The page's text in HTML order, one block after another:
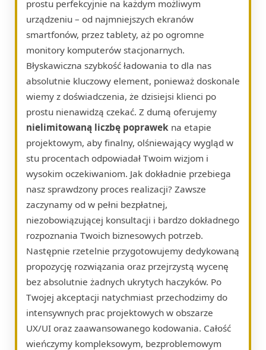
prostu perfekcyjnie na każdym możliwym
urządzeniu – od najmniejszych ekranów
smartfonów, przez tablety, aż po ogromne
monitory komputerów stacjonarnych.
Błyskawiczna szybkość ładowania to dla nas
absolutnie kluczowy element, ponieważ doskonale
wiemy z doświadczenia, że dzisiejsi klienci po
prostu nienawidzą czekać. Z dumą oferujemy
nielimitowaną liczbę poprawek na etapie
projektowym, aby finalny, olśniewający wygląd w
stu procentach odpowiadał Twoim wizjom i
wysokim oczekiwaniom. Jak dokładnie przebiega
nasz sprawdzony proces realizacji? Zawsze
zaczynamy od w pełni bezpłatnej,
niezobowiązującej konsultacji i bardzo dokładnego
rozpoznania Twoich biznesowych potrzeb.
Następnie rzetelnie przygotowujemy dedykowaną
propozycję rozwiązania oraz przejrzystą wycenę
bez absolutnie żadnych ukrytych haczyków. Po
Twojej akceptacji natychmiast przechodzimy do
intensywnych prac projektowych w obszarze
UX/UI oraz zaawansowanego kodowania. Całość
wieńczymy kompleksowym, bezproblemowym